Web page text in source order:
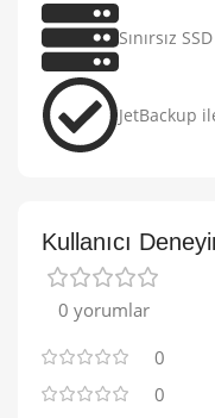
Sınırsız
JetBackup
Kullanıcı
0 yorumlar
0
0